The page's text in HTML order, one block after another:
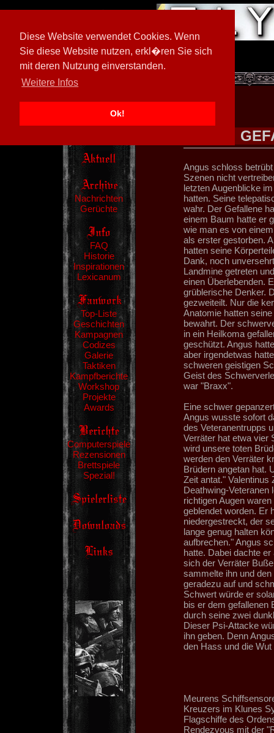
Diese Website verwendet Cookies. Wenn
Sie diese Website nutzen, erkl�ren Sie sich
mit deren Nutzung einverstanden.
Weitere Infos
Ok!
[ 605026/M3]
Nachrichten
Gerüchte
FAQ
Historie
Inspirationen
Lexicanum
Top-Liste
Geschichten
Kampagnen
Codizes
Galerie
Taktiken
Kampfberichte
Workshop
Projekte
Awards
Computerspiele
Rezensionen
Brettspiele
Spezial!
Angus schloss
Szenen nicht
letzten Augenblicke
hatten. Seine
wahr. Der Gefallene
einem Baum hatte er
wie man es von
als erster gestorben.
hatten seine
Dank, noch
Landmine getreten
einen Überlebenden.
grüblerische Denker.
gezweiteilt. Nur die
Anatomie hatten
bewahrt. Der
in ein Heilkoma
geschützt. Angus
aber irgendetwas
schweren geistigen
Geist des
war "Braxx".
Eine schwer
Angus wusste sofort
des Veteranentrupps
Verräter hat etwa vier
wird unsere toten
werden den Verräter
Brüdern angetan hat.
Zeit antat." Valentinus
Deathwing-Veteranen
richtigen Augen
geblendet worden. Er
niedergestreckt, der
lange genug halten
aufbrechen." Angus
hatte. Dabei dachte
sich der Verräter
sammelte ihn und
geradezu auf und
Schwert würde er
bis er dem gefallenen
durch seine zwei
Dieser Psi-Attacke
ihn geben. Denn
den Hass und die
Meurens
Kreuzers im Klunes
Flagschiffe des
Rendezvous mit der